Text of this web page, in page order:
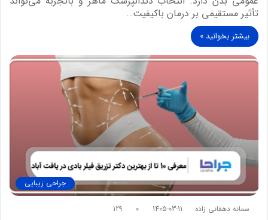
تأثیر مستقیمی بر درمان باکیفیت…
بیشتر بخوانید »
جراحی زیبایی
سمانه دهقانی زاده 1405-03-11
0
129